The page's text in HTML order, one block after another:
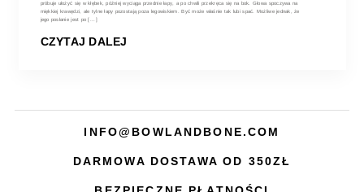
próbuje ułożyć się w kłębek, później wyciąga przednie łapy, a po chwili przekręca się na bok. Głowa spoczywa na
miękkiej krawędzi, ale tylne łapy pozostają poza legowiskiem. Być może właśnie tak lubi spać. Możliwe jednak, że
jego posłanie jest po [...]
CZYTAJ DALEJ
INFO@BOWLANDBONE.COM
DARMOWA DOSTAWA OD 350ZŁ